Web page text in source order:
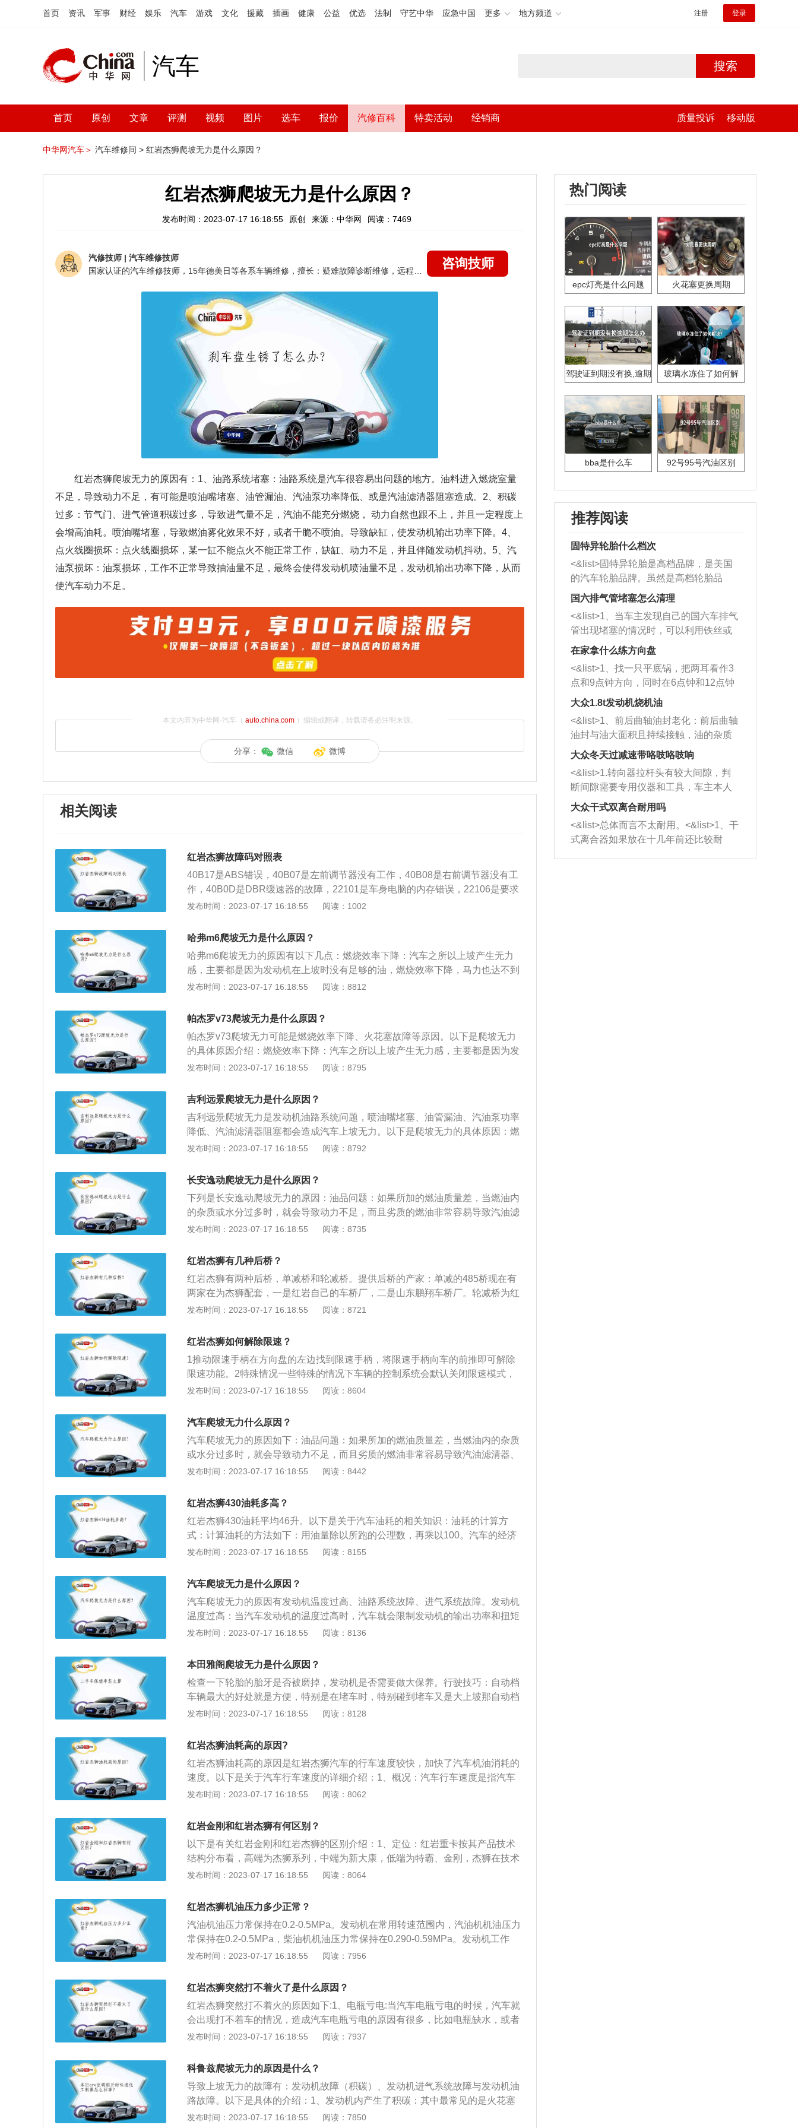
首页 资讯 军事 财经 娱乐 汽车 游戏 文化 援藏 插画 健康 公益 优选 法制 守艺中华 应急中国 更多 地方频道 注册 登录
汽车 搜索
首页 原创 文章 评测 视频 图片 选车 报价 汽修百科 特卖活动 经销商 质量投诉 移动版
中华网汽车＞ 汽车维修间 > 红岩杰狮爬坡无力是什么原因？
红岩杰狮爬坡无力是什么原因？
发布时间：2023-07-17 16:18:55 原创 来源：中华网 阅读：7469
汽修技师 | 汽车维修技师
咨询技师
红岩杰狮爬坡无力的原因有：1、油路系统堵塞：油路系统是汽车很容易出问题的地方。油料进入燃烧室量
不足，导致动力不足，有可能是喷油嘴堵塞、油管漏油、汽油泵功率降低、或是汽油滤清器阻塞造成。2、积碳
过多：节气门、进气管道积碳过多，导致进气量不足，汽油不能充分燃烧， 动力自然也跟不上，并且一定程度上
会增高油耗。喷油嘴堵塞，导致燃油雾化效果不好，或者干脆不喷油。导致缺缸，使发动机输出功率下降。4、
点火线圈损坏：点火线圈损坏，某一缸不能点火不能正常工作，缺缸、动力不足，并且伴随发动机抖动。5、汽
油泵损坏：油泵损坏，工作不正常导致抽油量不足，最终会使得发动机喷油量不足，发动机输出功率下降，从而
使汽车动力不足。
本文内容为中华网·汽车（ auto.china.com）编辑或翻译，转载请务必注明来源。
分享： 微信 微博
相关阅读
红岩杰狮故障码对照表
40B17是ABS错误，40B07是左前调节器没有工作，40B08是右前调节器没有工
作，40B0D是DBR缓速器的故障，22101是车身电脑的内存错误，22106是要求
电压低于初始值。如果红岩杰狮故障灯有问题，应该去厂家的售后服务站协调解
业服务站进行检查和修理。千万不要自己处理。自己操作能力一般的情况下，建
议使用解码器解码，发现故障后，去修理店请专家检查修理。如果红岩杰狮整个
车的灯断断续续地闪烁，偶尔灯突然熄灭，则可能是发电机故障导致整个车的电
压过高。有两个原因：电路间歇性断路，电池在电路外，失去了容量调节作用。
仔细观察电源系统内的部件可能故障的地方，检查电池开关，更换损坏的部件。
故障的方法；2.敲击法：机械运转时无论好坏，都有可能是零件模块的针脚被临
时碰掉、接触不良或金属孔电阻增大等原因。在这种情况下，可以用手进行敲击
进行检查；3.替换法：替换法是将怀疑有问题的零件替换为最佳的零件，并逐步
发布时间：2023-07-17 16:18:55 阅读：1002
哈弗m6爬坡无力是什么原因？
哈弗m6爬坡无力的原因有以下几点：燃烧效率下降：汽车之所以上坡产生无力
感，主要都是因为发动机在上坡时没有足够的油，燃烧效率下降，马力也达不到
要求，另外进气系统也是如此，发动机除了需要油，还需要空气，如果空气滤清
劲。火花塞故障：火花塞也是常见故障的源头，火花塞间隙过大、热值不符合要
求等等都会导致发动机燃烧不好，然后导致汽车爬坡加速无力的问题。轮胎胎压
不足也会造成汽车爬坡无力。建议对胎压进行检测。这么多的部位发生故障都有
可能导致汽车加速无力。
发布时间：2023-07-17 16:18:55 阅读：8812
帕杰罗v73爬坡无力是什么原因？
帕杰罗v73爬坡无力可能是燃烧效率下降、火花塞故障等原因。以下是爬坡无力
的具体原因介绍：燃烧效率下降：汽车之所以上坡产生无力感，主要都是因为发
动机在上坡时没有足够的油，燃烧效率下降，马力也达不到要求，另外进气系统
塞或者出现问题，导致进气量不足，也会造成车子爬坡没劲。火花塞故障：火花
塞也是常见故障的源头，火花塞间隙过大、热值不符合要求等等都会导致发动机
燃烧不好，然后导致汽车爬坡加速无力的问题。轮胎胎压不足也会造成汽车爬坡
无力。建议对胎压进行检测。这么多的部位发生故障都有可能导致汽车加速无
力。
发布时间：2023-07-17 16:18:55 阅读：8795
吉利远景爬坡无力是什么原因？
吉利远景爬坡无力是发动机油路系统问题，喷油嘴堵塞、油管漏油、汽油泵功率
降低、汽油滤清器阻塞都会造成汽车上坡无力。以下是爬坡无力的具体原因：燃
烧效率下降：汽车之所以上坡产生无力感，主要都是因为发动机在上坡时没有足
了需要油，还需要空气，如果空气滤清器、节气门等部件堵塞或者出现问题，导
致进气量不足，也会造成车子爬坡没劲。火花塞故障：火花塞也是常见故障的源
头，火花塞间隙过大、热值不符合要求等等都会导致发动机燃烧不好，然后导致
汽车爬坡加速无力的问题。轮胎胎压不足也会造成汽车爬坡无力，建议对胎压进
行检测。
发布时间：2023-07-17 16:18:55 阅读：8792
长安逸动爬坡无力是什么原因？
下列是长安逸动爬坡无力的原因：油品问题：如果所加的燃油质量差，当燃油内
的杂质或水分过多时，就会导致动力不足，而且劣质的燃油非常容易导致汽油滤
清器、油泵滤网以及喷油嘴这些带有小孔的或起滤清作用的部件造成堵塞，从而
高，转速自然难以上去，如果是手动挡车型一般在爬坡的时候应视情况挂入1-3
档。如果是自动挡车型，如果坡度过陡，建议挂入L档、1档或2档来爬坡，毕竟
各个车型的不同。
发布时间：2023-07-17 16:18:55 阅读：8735
红岩杰狮有几种后桥？
红岩杰狮有两种后桥，单减桥和轮减桥。提供后桥的产家：单减的485桥现在有
两家在为杰狮配套，一是红岩自己的车桥厂，二是山东鹏翔车桥厂。轮减桥为红
岩自己车桥厂出品。后桥的定义：后桥，就是指车辆动力传递的后驱动轴组成部
车轮的装置。如果是前桥驱动的车辆，那么后桥就仅仅是随动桥而已，只起到承
载的作用。
发布时间：2023-07-17 16:18:55 阅读：8721
红岩杰狮如何解除限速？
1推动限速手柄在方向盘的左边找到限速手柄，将限速手柄向车的前推即可解除
限速功能。2特殊情况一些特殊的情况下车辆的控制系统会默认关闭限速模式，
比如在倒车和熄火的时候。3刷新电脑若汽车限速还未解除，需要刷一下汽车的
发布时间：2023-07-17 16:18:55 阅读：8604
汽车爬坡无力什么原因？
汽车爬坡无力的原因如下：油品问题：如果所加的燃油质量差，当燃油内的杂质
或水分过多时，就会导致动力不足，而且劣质的燃油非常容易导致汽油滤清器、
油泵滤网以及喷油嘴这些带有小孔的或起滤清作用的部件造成堵塞，从而导致供
自然难以上去，如果是手动挡车型一般在爬坡的时候应视情况挂入1~3档。如果
是自动挡车型，坡度过陡，建议挂入L档、1档或2档来爬坡。积碳问题：当节气
门以及进气管道位置的积碳积累过多时，就会导致进气量不足，导致燃油无法充
分燃烧，就会直接影响到动力，从另一方面来说还会增高油耗。如果是喷油嘴堵
塞，就会导致燃油的雾化效果不良，或者是直接不喷油，从而导致缺缸，使发动
或怠速不稳，就很容易导致车辆爬坡无力。出现这类故障的原因有很多，比如线
路、传感器故障、发动机燃烧故障或进气泄漏等等，除此之外，还有外部故障也
会造成一定影响。所以要先确认好故障原因，才能够做下一步的检查。点火线圈
动力不足，同时还会伴随着发动机抖动的现象，这在车内很容易就感受到。
发布时间：2023-07-17 16:18:55 阅读：8442
红岩杰狮430油耗多高？
红岩杰狮430油耗平均46升。以下是关于汽车油耗的相关知识：油耗的计算方
式：计算油耗的方法如下：用油量除以所跑的公理数，再乘以100。汽车的经济
性指标主要由耗油量来表示，是汽车使用性能中重要的性能。百公里油耗计算公
00。油耗高的原因：排量，发动机的排量对汽车的油耗是固定值。胎压，汽车的
油耗与胎压也有直接的关系。路况，汽车行驶的路况也会对油耗产生影响。综合
油耗，市区和市郊总排放量所得平均值。
发布时间：2023-07-17 16:18:55 阅读：8155
汽车爬坡无力是什么原因？
汽车爬坡无力的原因有发动机温度过高、油路系统故障、进气系统故障。发动机
温度过高：当汽车发动机的温度过高时，汽车就会限制发动机的输出功率和扭矩
来保护发动机，从而导致汽车出现上坡无力的症状，这种情况只需等发动机的温
油等。如果汽车油路系统发生故障，燃油就得不到正常的运送和燃烧，所以车辆
就会出现上坡无力、加油不走等现象。这种情况要对汽车油路进行详细地检查。
进气系统故障：进气系统故障包括空气滤清器堵塞和节气门堵塞，这种情况只要
对其进行及时清理即可。
发布时间：2023-07-17 16:18:55 阅读：8136
本田雅阁爬坡无力是什么原因？
检查一下轮胎的胎牙是否被磨掉，发动机是否需要做大保养。行驶技巧：自动档
车辆最大的好处就是方便，特别是在堵车时，特别碰到堵车又是大上坡那自动档
的优势则更加明显。现在自动档车越来越普及，从汽车发展先进国家看来，大部
发展的趋势。忘记关灯和车载电器：停车熄火时，忘记关车内照明灯，电瓶经过
一夜的消耗后，可能电量不足，导致启动无力。熄火前忘关空调：大多数车主习
惯不关空调或让空调随着车辆启动后自动启动，这会造成每次打开车辆的点火开
关后，空调系统会自动启动工作，后果是直接导致车辆瞬间功率负荷过高，时间
一长会对电瓶造成损耗。
发布时间：2023-07-17 16:18:55 阅读：8128
红岩杰狮油耗高的原因?
红岩杰狮油耗高的原因是红岩杰狮汽车的行车速度较快，加快了汽车机油消耗的
速度。以下是关于汽车行车速度的详细介绍：1、概况：汽车行车速度是指汽车
在单位时间内驶过的距离，简称车速，常用单位是公里/小时或米/秒。汽车行车速
他：汽车行车速度也可泛指机动车行车速度。为适应不同用途，汽车行车速度主
要有地点车速、路段车速和设计车速之分。地点车速即汽车通过道路某指定地点
的瞬时速度。设计车速即为确定道路各几何要素的设计指标并使之相互协调而制
定的车速。
发布时间：2023-07-17 16:18:55 阅读：8062
红岩金刚和红岩杰狮有何区别？
以下是有关红岩金刚和红岩杰狮的区别介绍：1、定位：红岩重卡按其产品技术
结构分布看，高端为杰狮系列，中端为新大康，低端为特霸、金刚，杰狮在技术
含量方面无疑代表了红岩重卡技术的最高水。2、结构：杰狮自09年上市以来，
面都是相当出色，只不过其目前市场售价还稍显较高。以及上依红营销策略方面
还存在一定缺憾，导致其市场占有率仍在较低水平徘徊，这不能说不是一个遗
憾。但是上依红已经认识到这一点，正积极采取新的策略，大力推动杰狮的布局
工作。
发布时间：2023-07-17 16:18:55 阅读：8064
红岩杰狮机油压力多少正常？
汽油机油压力常保持在0.2-0.5MPa。发动机在常用转速范围内，汽油机机油压力
常保持在0.2-0.5MPa，柴油机机油压力常保持在0.290-0.59MPa。发动机工作
时，必须保持正常油压。关于油压的相关信息如下：1、简介：流动压力把油气
测得，其值为流动压力减去井内油气混合液柱压力、摩擦阻力及滑脱损失。2、
影响因素：油压大小取决于流压的高低，而流压又与油层压力有关，因此，油压
的高低是油井能量大小的反映。
发布时间：2023-07-17 16:18:55 阅读：7956
红岩杰狮突然打不着火了是什么原因？
红岩杰狮突然打不着火的原因如下:1、电瓶亏电:当汽车电瓶亏电的时候，汽车就
会出现打不着车的情况，造成汽车电瓶亏电的原因有很多，比如电瓶缺水，或者
是电瓶出现故障，使用空调时间太长等原因都会造成汽车电瓶亏电。检查一下汽
就是定时给火花塞提供高压电，以保证汽车的正常运行。如果汽车打不着车，排
除了电瓶的原因，可能就是汽车的点火系统出现故障。低压电路中的线路连接不
良或者高压线漏电都会造成汽车点火系统故障，从而对汽车造成影响，不好着
车。3、气温过低:冬季天气寒冷，汽车经常会出现打不着车的情况。这是因为低
温环境下，汽车机油的黏度转速降低，从而导致蓄电池点火能量降低，导致汽车
发布时间：2023-07-17 16:18:55 阅读：7937
科鲁兹爬坡无力的原因是什么？
导致上坡无力的故障有：发动机故障（积碳）、发动机进气系统故障与发动机油
路故障。以下是具体的介绍：1、发动机内产生了积碳：其中最常见的是火花塞
积碳，这会影响到点火系统不稳定，导致燃油燃烧不充分，耗油上升等问题，因
发布时间：2023-07-17 16:18:55 阅读：7850
热门阅读
epc灯亮是什么问题 火花塞更换周期
驾驶证到期没有换,逾期
玻璃水冻住了如何解
bba是什么车 92号95号汽油区别
推荐阅读
固特异轮胎什么档次
<&list>固特异轮胎是高档品牌，是美国
的汽车轮胎品牌。虽然是高档轮胎品
牌，但是中高低端的轮胎都有生产，这
也是为了更好的开拓市场。
国六排气管堵塞怎么清理
<&list>1、当车主发现自己的国六车排气
管出现堵塞的情况时，可以利用铁丝或
者是细棍，直接将杂物给取出来，如果
堵塞情况比较严重，也可以采取应急措
施。 <&list>2、直接利用木棍将所有的
杂物推到排气管里面的位置处，然后将
三元催化器拆解开，就可以将堵塞的东
西取出来。但如果是因为积碳过多引起
的堵塞，就需要将三元催化器泡在草酸
洗剂对堵塞的情况得到解决，将清洗剂
放在燃油箱中，与燃油混合后，车辆启
动时，就可以和汽油一起进入到燃烧
室，最后形成废气排出，就可以让三元
催化器得到清洗，排气管堵塞的情况就
能够得到解决。
在家拿什么练方向盘
<&list>1、找一只平底锅，把两耳看作3
点和9点钟方向，同时在6点钟和12点钟
方向做一个标记。 <&list>2、双手握住
一圈半的练习，往右同样也要打相同的
圈数。 <&list>3、最后强调要反复练
习，这样就可以形成肌肉记忆，在真实
驾驶车辆时，不需要记忆也能打好方
向。
大众1.8t发动机烧机油
<&list>1、前后曲轴油封老化：前后曲轴
油封与油大面积且持续接触，油的杂质
和发动机内持续温度变化使其密封效果
逐渐减弱，导致渗油或漏油。<&list>2、
活塞间隙过大：积碳会使活塞环与缸体
的间隙扩大，导致机油流入燃烧室中，
造成烧机油。<&list>3、机油粘度。使用
机油粘度过小的话，同样会有烧机油现
象，机油粘度过小具有很好的流动性，
大众冬天过减速带咯吱咯吱响
<&list>1.转向器拉杆头有较大间隙，判
断间隙需要专用仪器和工具，车主本人
无法制作，需要将车辆送到修理厂或4s
店；<&list>2.车辆半轴套管防尘罩破
裂，破裂后会出现漏油现象，使半轴磨
损严重，磨损的半轴容易损坏，产生异
响；<&list>3.稳定器的转向胶套和球头
大众干式双离合耐用吗
<&list>总体而言不太耐用。<&list>1、干
式离合器如果放在十几年前还比较耐